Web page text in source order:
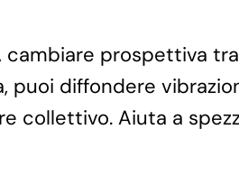
prospettiva
puoi diffondere
collettivo. Aiuta a